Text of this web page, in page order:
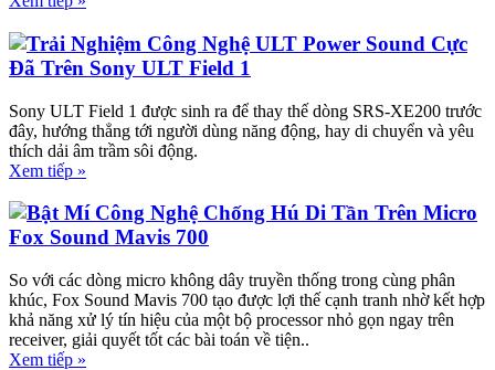
Trải Nghiệm Công Nghệ ULT Power Sound Cực
Đã Trên Sony ULT Field 1
Sony ULT Field 1 được sinh ra để thay thế dòng SRS-XE200 trước
đây, hướng thẳng tới người dùng năng động, hay di chuyển và yêu
thích dải âm trầm sôi động.
Xem tiếp »
Bật Mí Công Nghệ Chống Hú Di Tần Trên Micro
Fox Sound Mavis 700
So với các dòng micro không dây truyền thống trong cùng phân
khúc, Fox Sound Mavis 700 tạo được lợi thế cạnh tranh nhờ kết hợp
khả năng xử lý tín hiệu của một bộ processor nhỏ gọn ngay trên
receiver, giải quyết tốt các bài toán về tiện..
Xem tiếp »